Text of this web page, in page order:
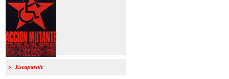
>Acción mutante
> Escaparate